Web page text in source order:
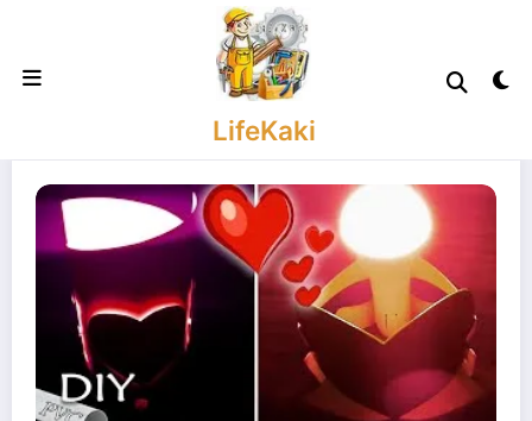
LifeKaki